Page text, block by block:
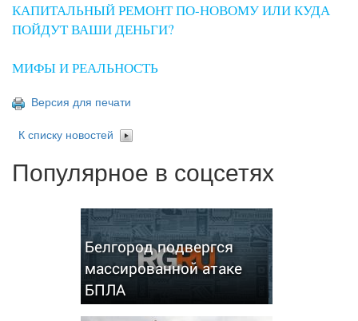
КАПИТАЛЬНЫЙ РЕМОНТ ПО-НОВОМУ ИЛИ КУДА
ПОЙДУТ ВАШИ ДЕНЬГИ?
МИФЫ И РЕАЛЬНОСТЬ
Версия для печати
К списку новостей
Популярное в соцсетях
Белгород подвергся
массированной атаке
БПЛА